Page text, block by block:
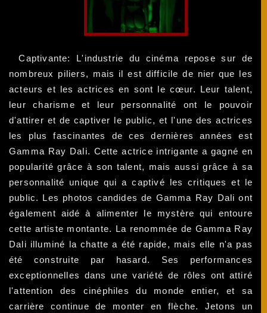
Captivante: L'industrie du cinéma repose sur de
nombreux piliers, mais il est difficile de nier que les
acteurs et les actrices en sont le cœur. Leur talent,
leur charisme et leur personnalité ont le pouvoir
d'attirer et de captiver le public, et l'une des actrices
les plus fascinantes de ces dernières années est
Gamma Ray Dali. Cette actrice intrigante a gagné en
popularité grâce à son talent, mais aussi grâce à sa
personnalité unique qui a captivé les critiques et le
public. Les photos candides de Gamma Ray Dali ont
également aidé à alimenter le mystère qui entoure
cette artiste montante. La renommée de Gamma Ray
Dali illuminé la chatte a été rapide, mais elle n'a pas
été construite par hasard. Ses performances
exceptionnelles dans une variété de rôles ont attiré
l'attention des cinéphiles du monde entier, et sa
carrière continue de monter en flèche. Jetons un